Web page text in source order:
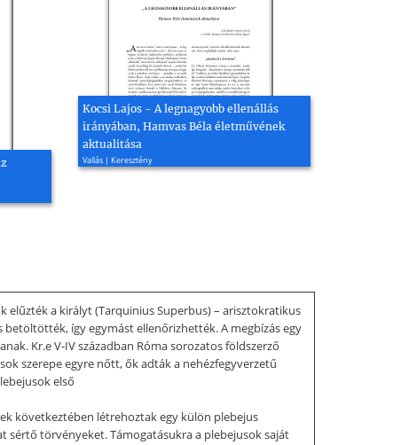
Kocsi Lajos - A legnagyobb ellenállás
irányában, Hamvas Béla életművének
aktualitása
Vallás | Keresztény
elűzték a királyt (Tarquinius Superbus) – arisztokratikus
így egymást ellenőrizhették. A megbízás egy
Kr.e V-IV században Róma sorozatos földszerző
szerepe egyre nőtt, ők adták a nehézfegyverzetű
első
következtében létrehoztak egy külön plebejus
sértő törvényeket. Támogatásukra a plebejusok saját